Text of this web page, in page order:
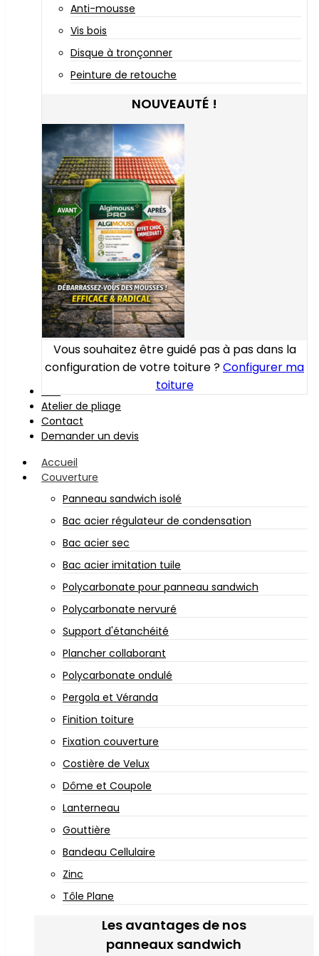
Anti-mousse
Vis bois
Disque à tronçonner
Peinture de retouche
NOUVEAUTÉ !
Vous souhaitez être guidé pas à pas dans la
configuration de votre toiture ?Configurer ma
toiture
Atelier de pliage
Contact
Demander un devis
Accueil
Couverture
Panneau sandwich isolé
Bac acier régulateur de condensation
Bac acier sec
Bac acier imitation tuile
Polycarbonate pour panneau sandwich
Polycarbonate nervuré
Support d'étanchéité
Plancher collaborant
Polycarbonate ondulé
Pergola et Véranda
Finition toiture
Fixation couverture
Costière de Velux
Dôme et Coupole
Lanterneau
Gouttière
Bandeau Cellulaire
Zinc
Tôle Plane
Les avantages de nos
panneaux sandwich